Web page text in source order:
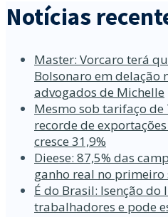
Notícias
Master: Vorcaro terá
Bolsonaro em delação
advogados de Michelle
Mesmo sob tarifaço
recorde de
cresce 31,9%
Dieese: 87,5% das
ganho real no primeiro
É do Brasil: Isenção do
trabalhadores e pode